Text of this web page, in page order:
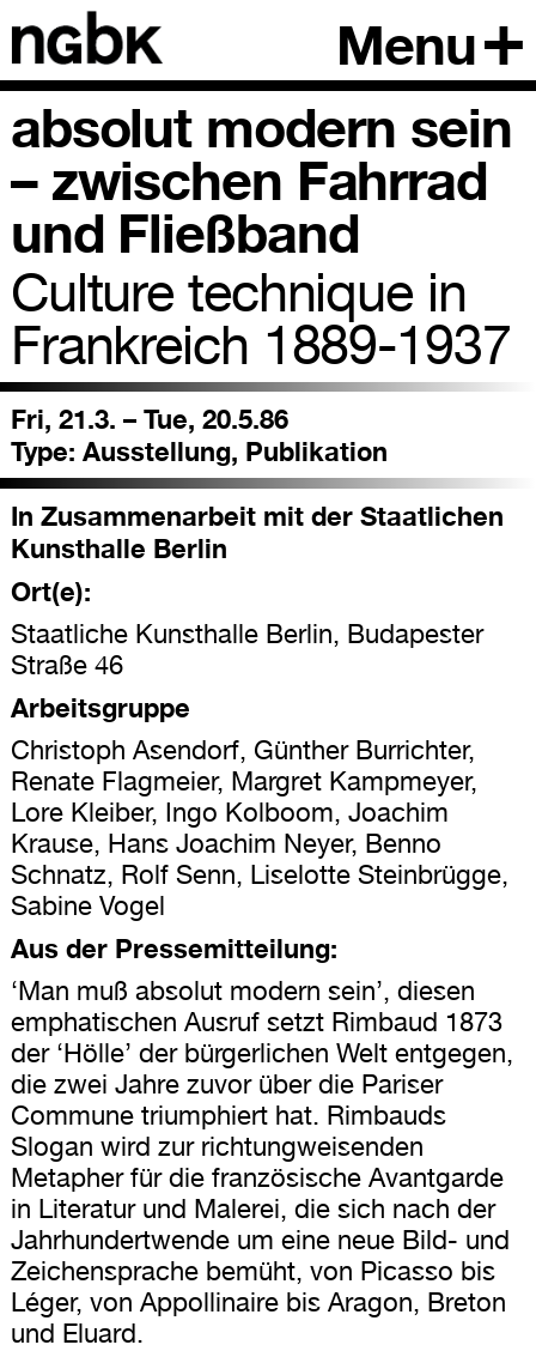
Menu
absolut modern sein
– zwischen Fahrrad
und Fließband
Culture technique in
Frankreich 1889-1937
Fri, 21.3. – Tue, 20.5.86
Type: Ausstellung, Publikation
In Zusammenarbeit mit der Staatlichen
Kunsthalle Berlin
Ort(e):
Staatliche Kunsthalle Berlin, Budapester
Straße 46
Arbeitsgruppe
Christoph Asendorf, Günther Burrichter,
Renate Flagmeier, Margret Kampmeyer,
Lore Kleiber, Ingo Kolboom, Joachim
Krause, Hans Joachim Neyer, Benno
Schnatz, Rolf Senn, Liselotte Steinbrügge,
Sabine Vogel
Aus der Pressemitteilung:
‘Man muß absolut modern sein’, diesen
emphatischen Ausruf setzt Rimbaud 1873
der ‘Hölle’ der bürgerlichen Welt entgegen,
die zwei Jahre zuvor über die Pariser
Commune triumphiert hat. Rimbauds
Slogan wird zur richtungweisenden
Metapher für die französische Avantgarde
in Literatur und Malerei, die sich nach der
Jahrhundertwende um eine neue Bild- und
Zeichensprache bemüht, von Picasso bis
Léger, von Appollinaire bis Aragon, Breton
und Eluard.